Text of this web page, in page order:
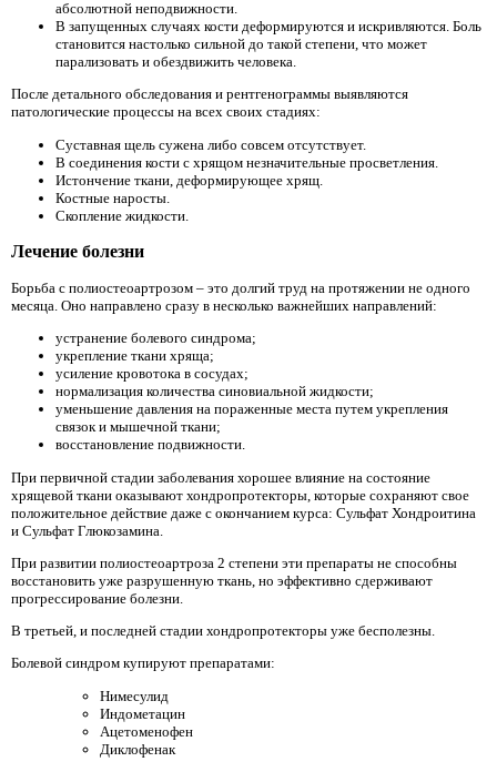
абсолютной неподвижности.
В запущенных случаях кости деформируются и искривляются. Боль
становится настолько сильной до такой степени, что может
парализовать и обездвижить человека.
После детального обследования и рентгенограммы выявляются
патологические процессы на всех своих стадиях:
Суставная щель сужена либо совсем отсутствует.
В соединения кости с хрящом незначительные просветления.
Истончение ткани, деформирующее хрящ.
Костные наросты.
Скопление жидкости.
Лечение болезни
Борьба с полиостеоартрозом – это долгий труд на протяжении не одного
месяца. Оно направлено сразу в несколько важнейших направлений:
устранение болевого синдрома;
укрепление ткани хряща;
усиление кровотока в сосудах;
нормализация количества синовиальной жидкости;
уменьшение давления на пораженные места путем укрепления
связок и мышечной ткани;
восстановление подвижности.
При первичной стадии заболевания хорошее влияние на состояние
хрящевой ткани оказывают хондропротекторы, которые сохраняют свое
положительное действие даже с окончанием курса: Сульфат Хондроитина
и Сульфат Глюкозамина.
При развитии полиостеоартроза 2 степени эти препараты не способны
восстановить уже разрушенную ткань, но эффективно сдерживают
прогрессирование болезни.
В третьей, и последней стадии хондропротекторы уже бесполезны.
Болевой синдром купируют препаратами:
Нимесулид
Индометацин
Ацетоменофен
Диклофенак